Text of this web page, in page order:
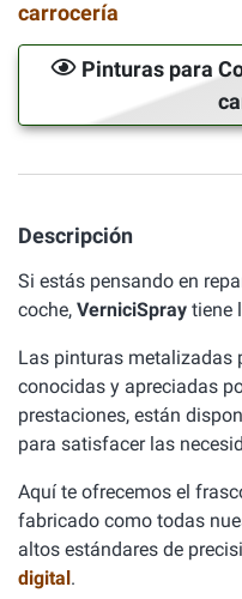
carrocería
Pinturas para
Descripción
Si estás pensando en
coche, VerniciSpray tiene
Las pinturas metalizadas
conocidas y apreciadas
prestaciones, están
para satisfacer las
Aquí te ofrecemos el
fabricado como todas
altos estándares de
digital.